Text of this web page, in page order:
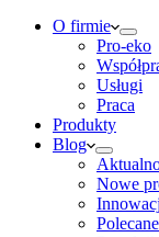
O firmie
Pro-eko
Usługi
Praca
Produkty
Blog
Nowe